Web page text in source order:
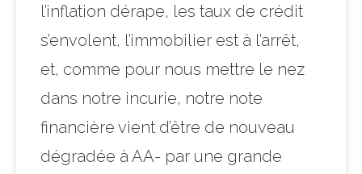
l’inflation dérape, les taux de crédit
s’envolent, l’immobilier est à l’arrêt,
et, comme pour nous mettre le nez
dans notre incurie, notre note
financière vient d’être de nouveau
dégradée à AA- par une grande